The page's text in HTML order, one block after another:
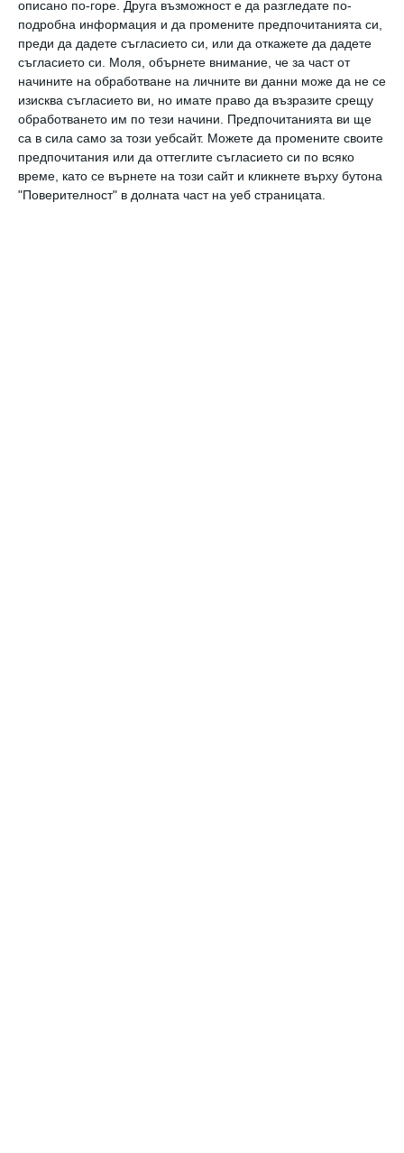
описано по-горе. Друга възможност е да разгледате по-
подробна информация и да промените предпочитанията си,
преди да дадете съгласието си, или да откажете да дадете
съгласието си.
Моля, обърнете внимание, че за част от
начините на обработване на личните ви данни може да не се
изисква съгласието ви, но имате право да възразите срещу
обработването им по тези начини. Предпочитанията ви ще
са в сила само за този уебсайт. Можете да промените своите
предпочитания или да оттеглите съгласието си по всяко
време, като се върнете на този сайт и кликнете върху бутона
"Поверителност" в долната част на уеб страницата.
Здраве
9 ранни признака на аутизъм